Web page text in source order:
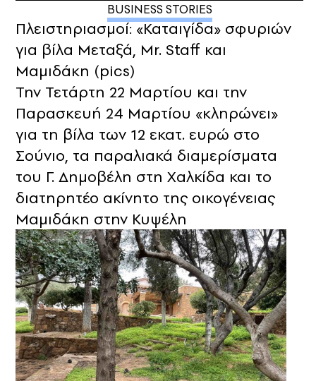
BUSINESS STORIES
Πλειστηριασμοί: «Καταιγίδα» σφυριών
για βίλα Μεταξά, Mr. Staff και
Μαμιδάκη (pics)
Την Τετάρτη 22 Μαρτίου και την
Παρασκευή 24 Μαρτίου «κληρώνει»
για τη βίλα των 12 εκατ. ευρώ στο
Σούνιο, τα παραλιακά διαμερίσματα
του Γ. Δημοβέλη στη Χαλκίδα και το
διατηρητέο ακίνητο της οικογένειας
Μαμιδάκη στην Κυψέλη